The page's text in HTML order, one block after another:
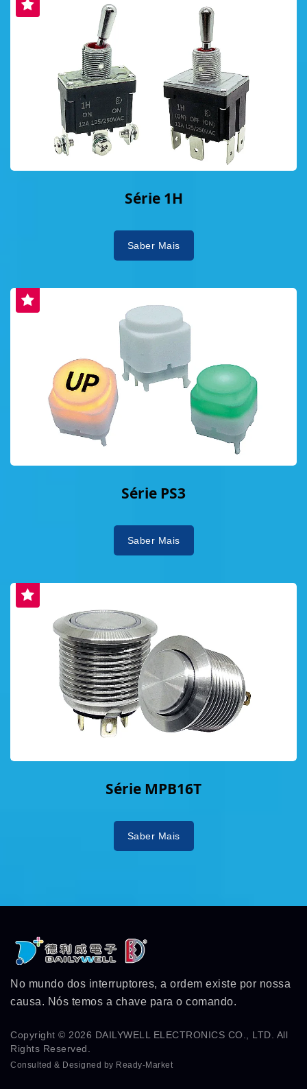
Série 1H
Saber Mais
Série PS3
Saber Mais
Série MPB16T
Saber Mais
No mundo dos interruptores, a ordem existe por nossa
causa. Nós temos a chave para o comando.
Copyright © 2026 DAILYWELL ELECTRONICS CO., LTD. All
Rights Reserved.
Consulted & Designed by Ready-Market